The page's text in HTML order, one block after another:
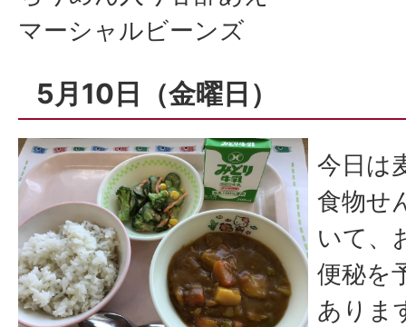
マーシャルビーンズ
5月10日（金曜日）
今日は
食物せ
いて、
便秘を
ありま